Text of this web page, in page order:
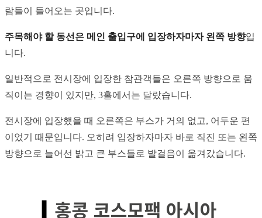
람들이 들어오는 곳입니다.
주목해야 할 동선은 메인 출입구에 입장하자마자 왼쪽 방향입
니다.
일반적으로 전시장에 입장한 참관객들은 오른쪽 방향으로 움
직이는 경향이 있지만, 3홀에서는 달랐습니다.
전시장에 입장했을 때 오른쪽은 부스가 거의 없고, 어두운 편
이었기 때문입니다. 오히려 입장하자마자 바로 직진 또는 왼쪽
방향으로 늘어선 밝고 큰 부스들로 발걸음이 옮겨갔습니다.